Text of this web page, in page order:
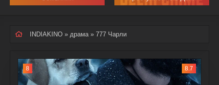
INDIAKINO » драма» 777 Чарли
8 8.7